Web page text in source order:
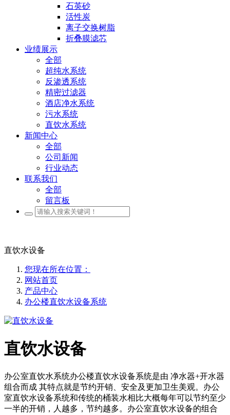
石英砂
活性炭
离子交换树脂
折叠膜滤芯
业绩展示
全部
超纯水系统
反渗透系统
精密过滤器
酒店净水系统
污水系统
直饮水系统
新闻中心
全部
公司新闻
行业动态
联系我们
全部
留言板
直饮水设备
您现在所在位置：
网站首页
产品中心
办公楼直饮水设备系统
直饮水设备
办公室直饮水系统办公楼直饮水设备系统是由 净水器+开水器
组合而成 其特点就是节约开销、安全及更加卫生美观。办公
室直饮水设备系统和传统的桶装水相比大概每年可以节约至少
一半的开销，人越多，节约越多。办公室直饮水设备的组合